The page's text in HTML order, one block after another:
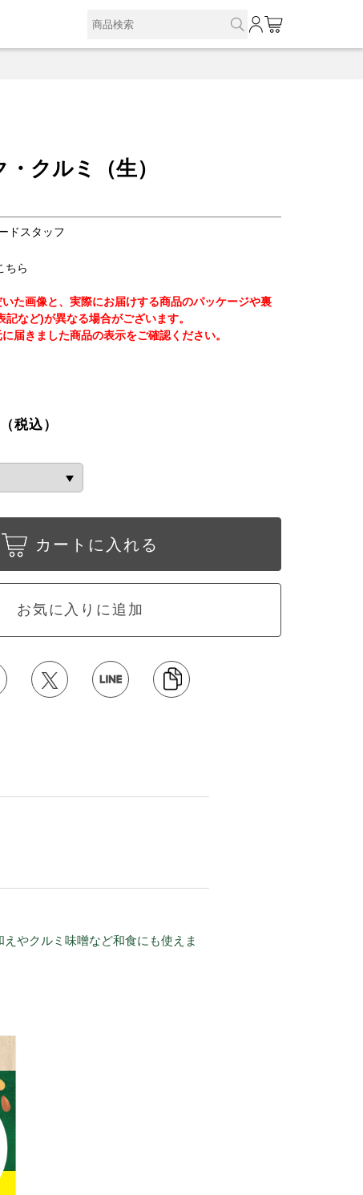
クルミ（生）
ドスタッフ
ちら
た画像と、実際にお届けする商品のパッケージや裏
など)が異なる場合がございます。
届きました商品の表示をご確認ください。
（税込）
カートに入れる
お気に入りに追加
やクルミ味噌など和食にも使えま